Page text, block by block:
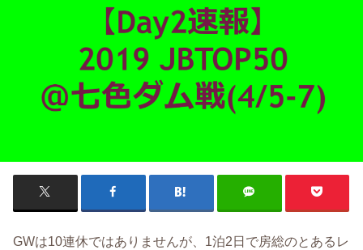
GWは10連休ではありませんが、1泊2日で房総のとあるレ